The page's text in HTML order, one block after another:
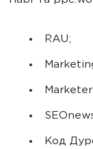
RAU;
Код